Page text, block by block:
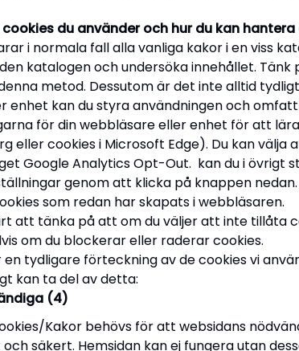
cookies du använder och hur du kan hantera
i normala fall alla vanliga kakor i en viss
katalogen och undersöka innehållet. Tänk
metod. Dessutom är det inte alltid
enhet kan du styra användningen och
för din webbläsare eller enhet för att
eller cookies i Microsoft Edge). Du kan
Google Analytics Opt-Out. kan du i övrigt
genom att klicka på knappen
som redan har skapats i webbläsaren.
att tänka på att om du väljer att inte tillåta
om du blockerar eller raderar cookies.
en tydligare förteckning av de cookies vi
kan ta del av detta:
(4)
Kakor behövs för att websidans
säkert. Hemsidan kan ej fungera utan